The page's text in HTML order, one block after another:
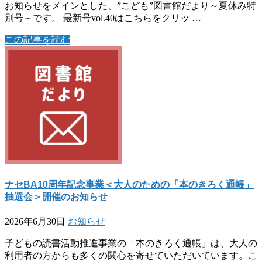
お知らせをメインとした、”こども”図書館だより～夏休み特
別号～です。 最新号vol.40はこちらをクリッ …
この記事を読む
ナセBA10周年記念事業＜大人のための「本のきろく通帳」
抽選会＞開催のお知らせ
2026年6月30日 お知らせ
子どもの読書活動推進事業の「本のきろく通帳」は、大人の
利用者の方からも多くの関心を寄せていただいています。こ